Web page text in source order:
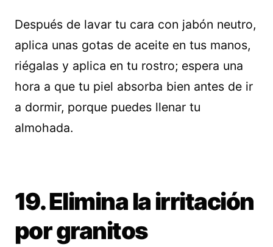
Después de lavar tu cara con jabón neutro,
aplica unas gotas de aceite en tus manos,
riégalas y aplica en tu rostro; espera una
hora a que tu piel absorba bien antes de ir
a dormir, porque puedes llenar tu
almohada.
19. Elimina la irritación
por granitos